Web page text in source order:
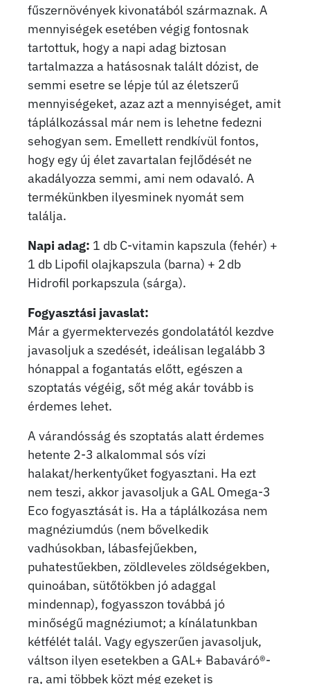
fűszernövények kivonatából származnak. A
mennyiségek esetében végig fontosnak
tartottuk, hogy a napi adag biztosan
tartalmazza a hatásosnak talált dózist, de
semmi esetre se lépje túl az életszerű
mennyiségeket, azaz azt a mennyiséget, amit
táplálkozással már nem is lehetne fedezni
sehogyan sem. Emellett rendkívül fontos,
hogy egy új élet zavartalan fejlődését ne
akadályozza semmi, ami nem odavaló. A
termékünkben ilyesminek nyomát sem
találja.
Napi adag: 1 db C-vitamin kapszula (fehér) +
1 db Lipofil olajkapszula (barna) + 2 db
Hidrofil porkapszula (sárga).
Fogyasztási javaslat:
Már a gyermektervezés gondolatától kezdve
javasoljuk a szedését, ideálisan legalább 3
hónappal a fogantatás előtt, egészen a
szoptatás végéig, sőt még akár tovább is
érdemes lehet.
A várandósság és szoptatás alatt érdemes
hetente 2-3 alkalommal sós vízi
halakat/herkentyűket fogyasztani. Ha ezt
nem teszi, akkor javasoljuk a GAL Omega-3
Eco fogyasztását is. Ha a táplálkozása nem
magnéziumdús (nem bővelkedik
vadhúsokban, lábasfejűekben,
puhatestűekben, zöldleveles zöldségekben,
quinoában, sütőtökben jó adaggal
mindennap), fogyasszon továbbá jó
minőségű magnéziumot; a kínálatunkban
kétfélét talál. Vagy egyszerűen javasoljuk,
váltson ilyen esetekben a GAL+ Babaváró®-
ra, ami többek közt még ezeket is